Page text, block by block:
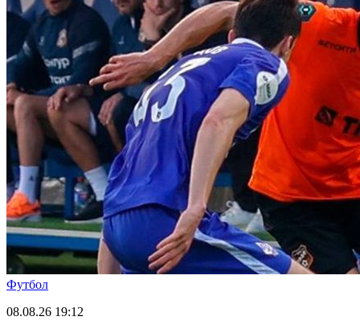
Футбол
08.08.26 19:12